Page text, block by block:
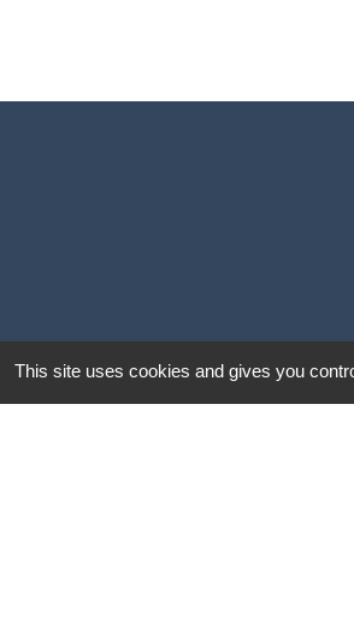
This site uses cookies and gives you